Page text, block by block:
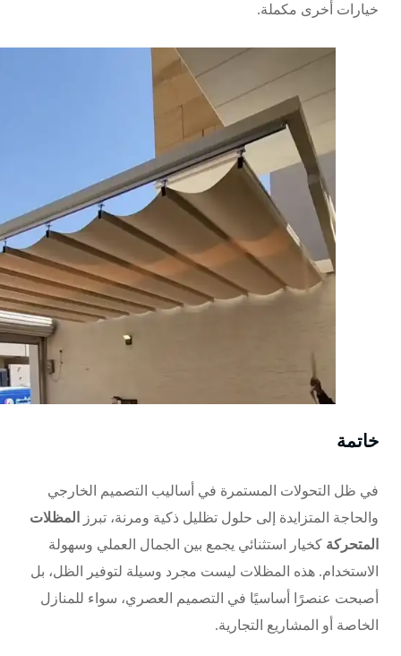
خيارات أخرى مكملة.
خاتمة
في ظل التحولات المستمرة في أساليب التصميم الخارجي
والحاجة المتزايدة إلى حلول تظليل ذكية ومرنة، تبرز
المظلات
المتحركة كخيار استثنائي يجمع بين الجمال العملي وسهولة
الاستخدام. هذه المظلات ليست مجرد وسيلة لتوفير الظل، بل
أصبحت عنصرًا أساسيًا في التصميم العصري، سواء للمنازل
الخاصة أو المشاريع التجارية.